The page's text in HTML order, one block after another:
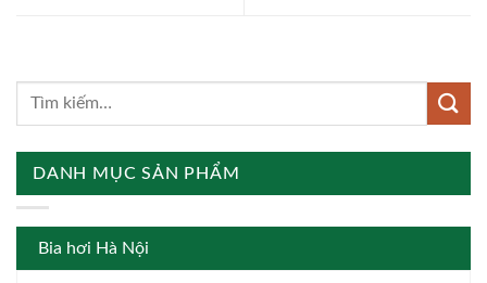
DANH MỤC SẢN PHẨM
Bia hơi Hà Nội